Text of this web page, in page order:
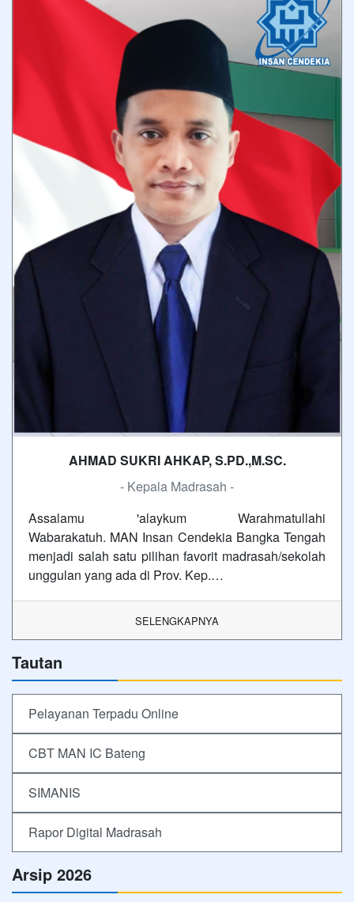
AHMAD SUKRI AHKAP, S.PD.,M.SC.
- Kepala Madrasah -
Assalamu 'alaykum Warahmatullahi
Wabarakatuh. MAN Insan Cendekia Bangka Tengah
menjadi salah satu pilihan favorit madrasah/sekolah
unggulan yang ada di Prov. Kep.…
SELENGKAPNYA
Tautan
Pelayanan Terpadu Online
CBT MAN IC Bateng
SIMANIS
Rapor Digital Madrasah
Arsip 2026